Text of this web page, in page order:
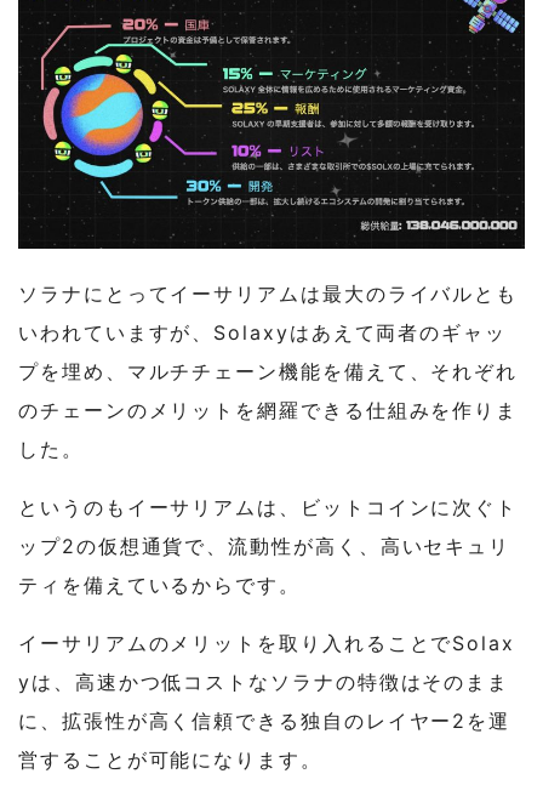
ソラナにとってイーサリアムは最大のライバルとも
いわれていますが、Solaxyはあえて両者のギャッ
プを埋め、マルチチェーン機能を備えて、それぞれ
のチェーンのメリットを網羅できる仕組みを作りま
した。
というのもイーサリアムは、ビットコインに次ぐト
ップ2の仮想通貨で、流動性が高く、高いセキュリ
ティを備えているからです。
イーサリアムのメリットを取り入れることでSolax
yは、高速かつ低コストなソラナの特徴はそのまま
に、拡張性が高く信頼できる独自のレイヤー2を運
営することが可能になります。